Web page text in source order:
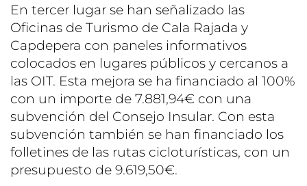
En tercer lugar se han señalizado las
Oficinas de Turismo de Cala Rajada y
Capdepera con paneles informativos
colocados en lugares públicos y cercanos a
las OIT. Esta mejora se ha financiado al 100%
con un importe de 7.881,94€ con una
subvención del Consejo Insular. Con esta
subvención también se han financiado los
folletines de las rutas cicloturísticas, con un
presupuesto de 9.619,50€.